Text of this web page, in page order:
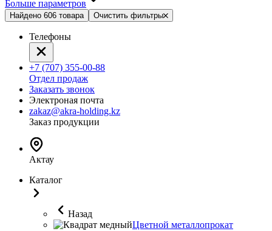
Больше параметров
Найдено 606 товара Очистить фильтры
Телефоны
+7 (707) 355-00-88
Отдел продаж
Заказать звонок
Электроная почта
zakaz@akra-holding.kz
Заказ продукции
Актау
Каталог
Назад
Цветной металлопрокат